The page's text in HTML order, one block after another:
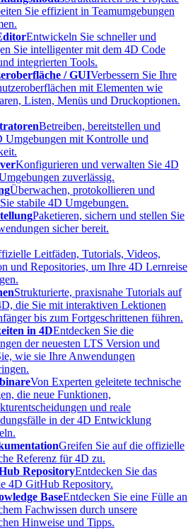
Sie effizient in Teamumgebungen
Entwickeln Sie schneller und
Sie intelligenter mit dem 4D Code
integrierten Tools.
/ GUIVerbessern Sie Ihre
mit Elementen wie
Listen, Menüs und Druckoptionen.
Betreiben, bereitstellen und
Umgebungen mit Kontrolle und
Konfigurieren und verwalten Sie 4D
zuverlässig.
Überwachen, protokollieren und
stabile 4D Umgebungen.
Paketieren, sichern und stellen Sie
sicher bereit.
Leitfäden, Tutorials, Videos,
und Repositories, um Ihre 4D Lernreise
Strukturierte, praxisnahe Tutorials auf
die Sie mit interaktiven Lektionen
bis zum Fortgeschrittenen führen.
in 4DEntdecken Sie die
der neuesten LTS Version und
wie sie Ihre Anwendungen
Von Experten geleitete technische
die neue Funktionen,
und reale
in der 4D Entwicklung
Greifen Sie auf die offizielle
Referenz für 4D zu.
RepositoryEntdecken Sie das
4D GitHub Repository.
BaseEntdecken Sie eine Fülle an
Fachwissen durch unsere
Hinweise und Tipps.